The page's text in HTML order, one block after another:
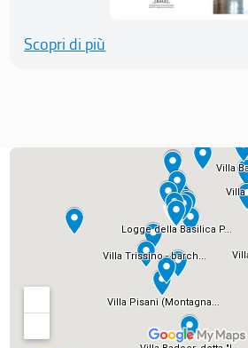
Scopri di più